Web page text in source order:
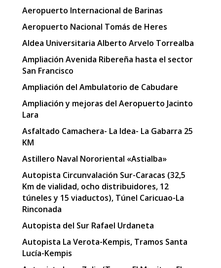
Aeropuerto Internacional de Barinas
Aeropuerto Nacional Tomás de Heres
Aldea Universitaria Alberto Arvelo Torrealba
Ampliación Avenida Ribereña hasta el sector
San Francisco
Ampliación del Ambulatorio de Cabudare
Ampliación y mejoras del Aeropuerto Jacinto
Lara
Asfaltado Camachera- La Idea- La Gabarra 25
KM
Astillero Naval Nororiental «Astialba»
Autopista Circunvalación Sur-Caracas (32,5
Km de vialidad, ocho distribuidores, 12
túneles y 15 viaductos), Túnel Caricuao-La
Rinconada
Autopista del Sur Rafael Urdaneta
Autopista La Verota-Kempis, Tramos Santa
Lucía-Kempis